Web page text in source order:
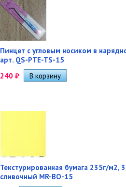
Пинцет с угловым носиком в
арт. QS-PTE-TS-15
240 ₽
Текстурированная бумага 235г/м2,
сливочный MR-BO-15